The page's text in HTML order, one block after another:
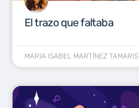
El trazo que faltaba
MARIA ISABEL MARTÍNEZ TAMARIS